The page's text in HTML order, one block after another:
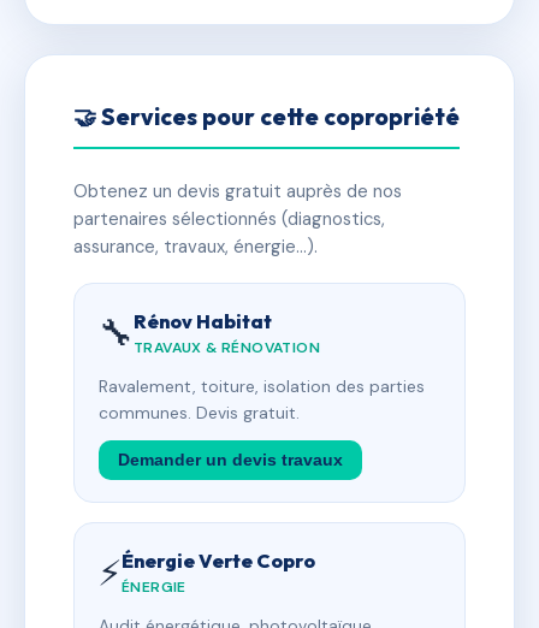
🤝 Services pour cette copropriété
Obtenez un devis gratuit auprès de nos
partenaires sélectionnés (diagnostics,
assurance, travaux, énergie…).
🔧 Rénov Habitat
TRAVAUX & RÉNOVATION
Ravalement, toiture, isolation des parties
communes. Devis gratuit.
Demander un devis travaux
⚡Énergie Verte Copro
ÉNERGIE